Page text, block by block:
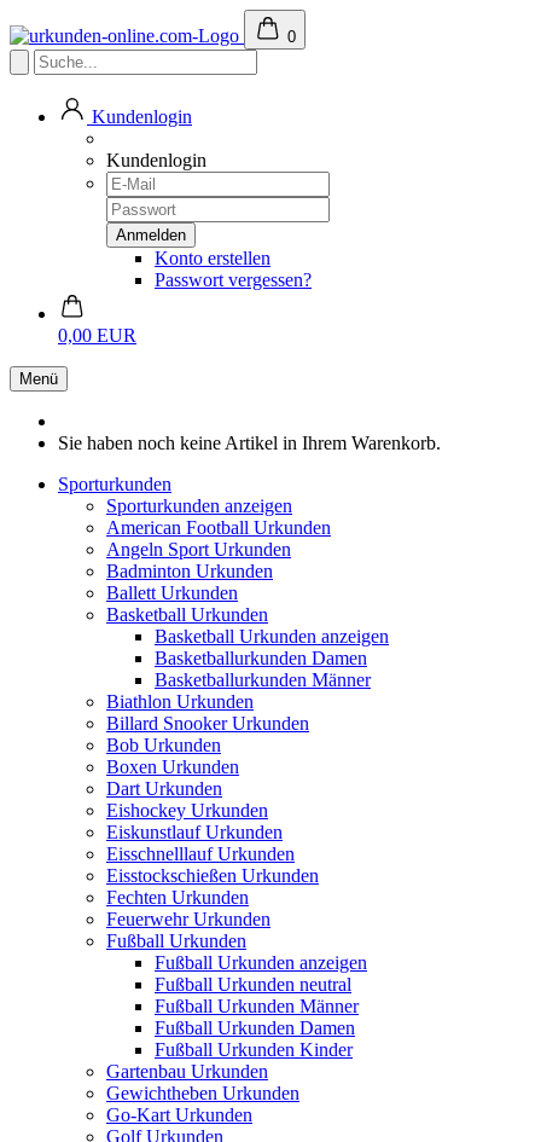
0
Kundenlogin
Kundenlogin
Konto erstellen
Passwort vergessen?
0,00 EUR
Menü
Sie haben noch keine Artikel in Ihrem Warenkorb.
Sporturkunden
Sporturkunden anzeigen
American Football Urkunden
Angeln Sport Urkunden
Badminton Urkunden
Ballett Urkunden
Basketball Urkunden
Basketball Urkunden anzeigen
Basketballurkunden Damen
Basketballurkunden Männer
Biathlon Urkunden
Billard Snooker Urkunden
Bob Urkunden
Boxen Urkunden
Dart Urkunden
Eishockey Urkunden
Eiskunstlauf Urkunden
Eisschnelllauf Urkunden
Eisstockschießen Urkunden
Fechten Urkunden
Feuerwehr Urkunden
Fußball Urkunden
Fußball Urkunden anzeigen
Fußball Urkunden neutral
Fußball Urkunden Männer
Fußball Urkunden Damen
Fußball Urkunden Kinder
Gartenbau Urkunden
Gewichtheben Urkunden
Go-Kart Urkunden
Golf Urkunden